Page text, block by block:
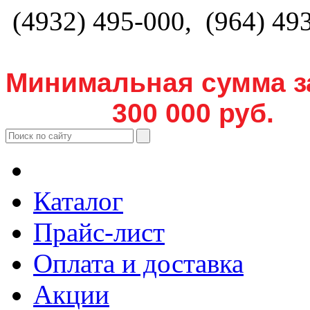
(4932) 495-000, (964)
Минимальная сумма
300 000 руб.
Каталог
Прайс-лист
Оплата и доставка
Акции